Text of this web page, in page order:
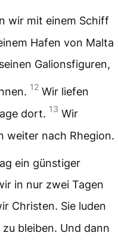
wir mit einem Schiff
Hafen von Malta
Galionsfiguren,
12 Wir liefen
dort. 13 Wir
weiter nach Rhegion.
ein günstiger
in nur zwei Tagen
Christen. Sie luden
bleiben. Und dann